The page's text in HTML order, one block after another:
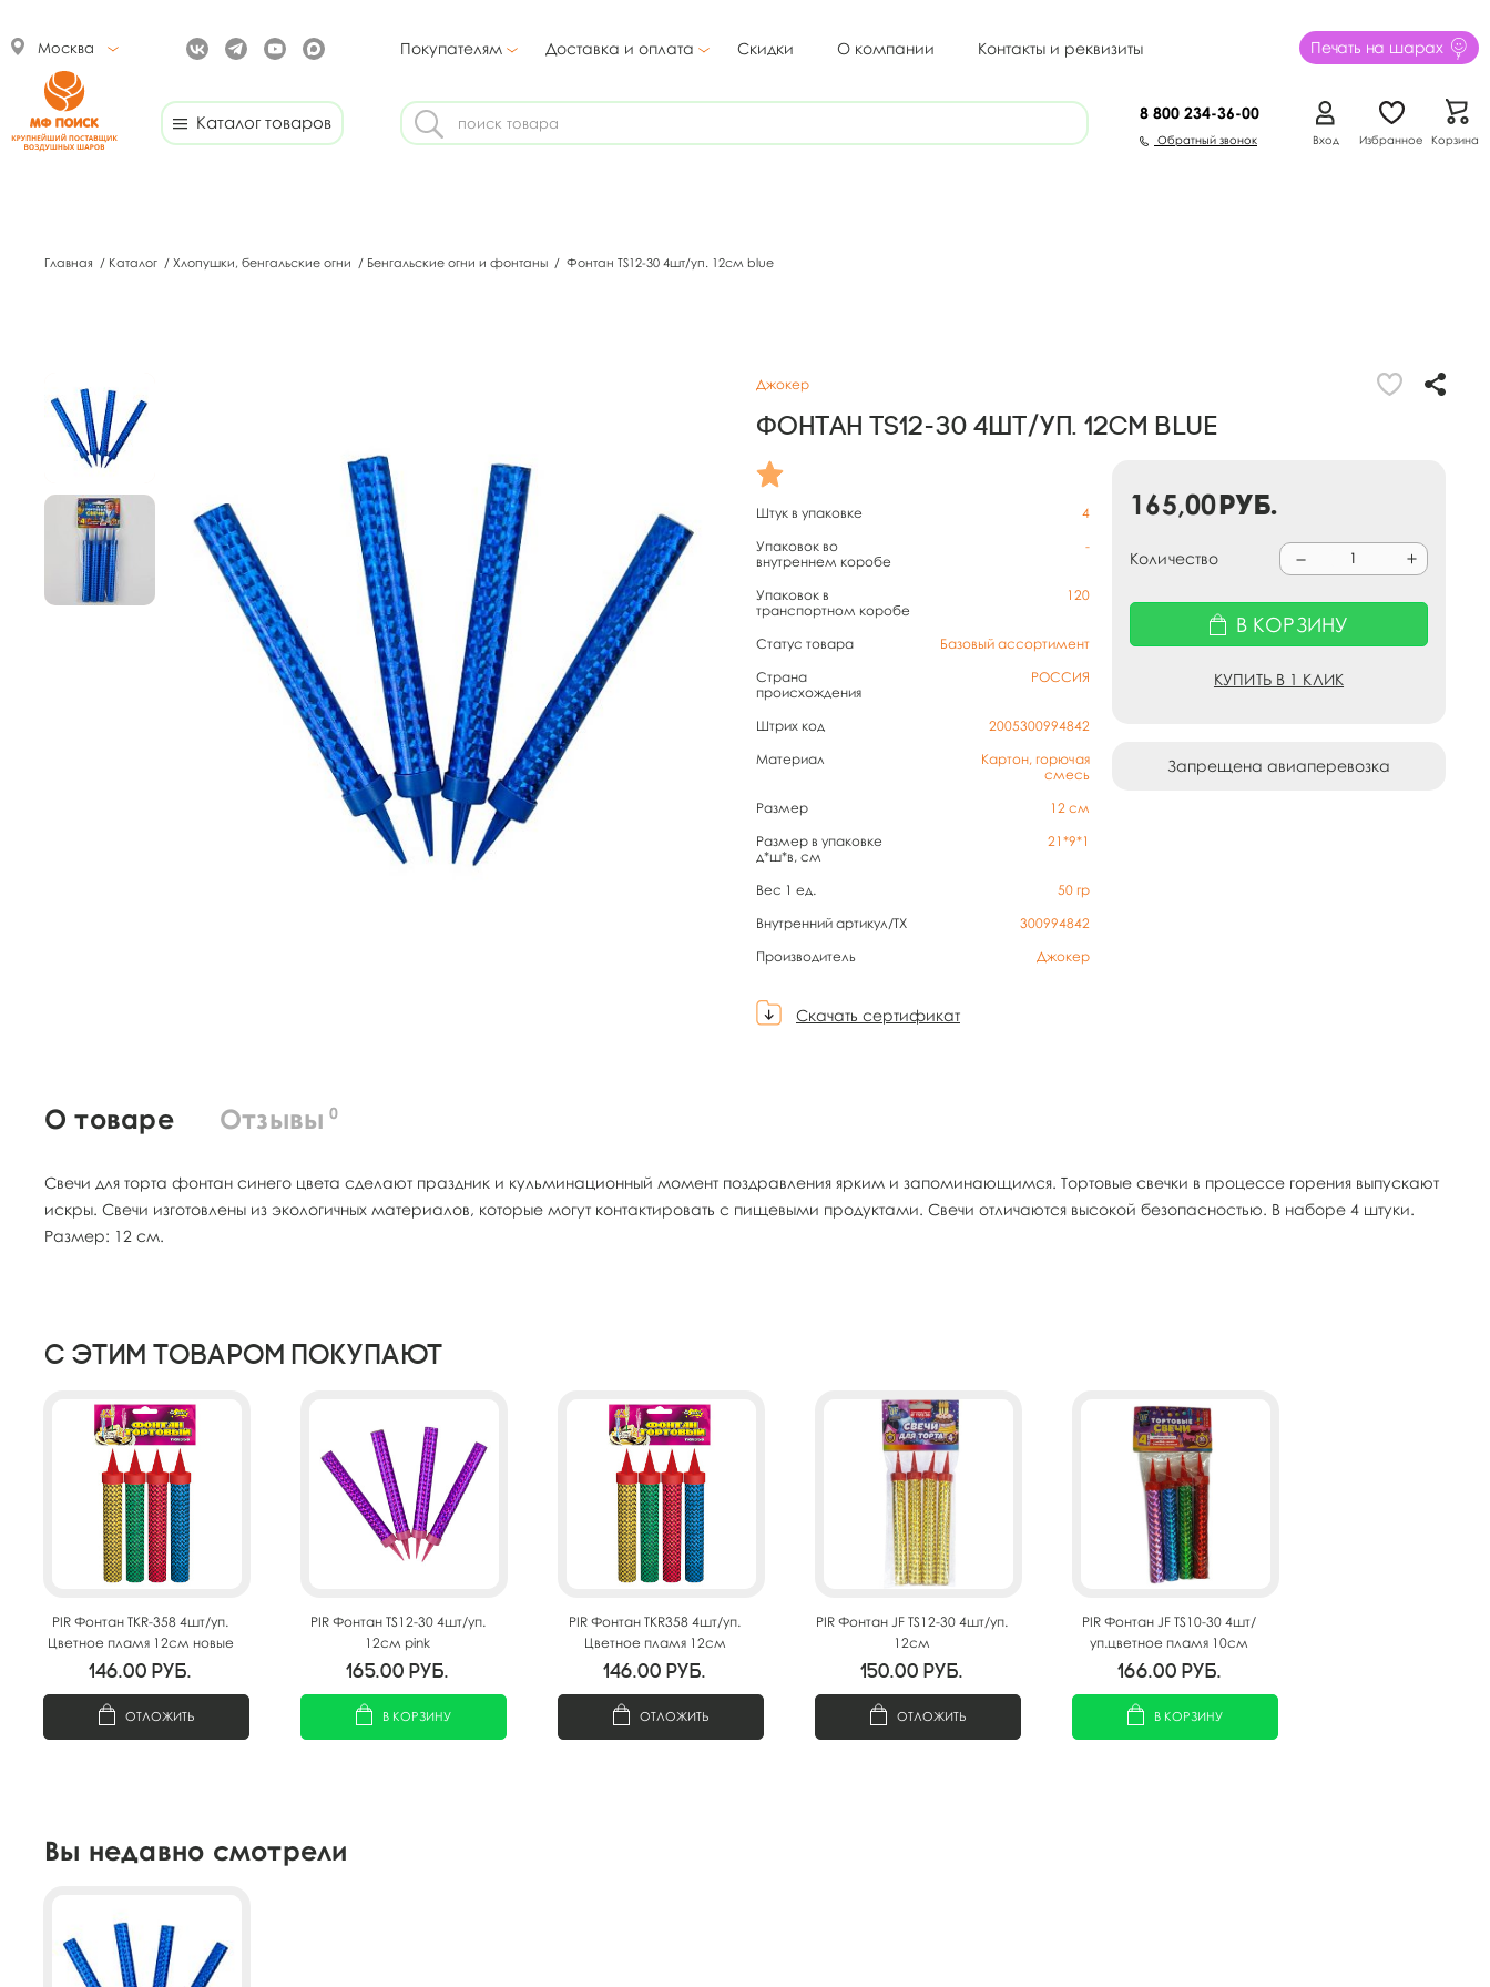
Москва Покупателям Доставка и оплата Скидки О компании Контакты и реквизиты Печать на шарах
Каталог товаров 8 800 234-36-00
Обратный звонок Вход Избранное Корзина
Главная / Каталог / Хлопушки, бенгальские огни / Бенгальские огни и фонтаны / Фонтан TS12-30 4шт/уп. 12см blue
Джокер
Фонтан TS12-30 4шт/уп. 12см blue
Штук в упаковке
4
Упаковок во
внутреннем коробе
-
Упаковок в
транспортном коробе
120
Статус товара
Базовый ассортимент
Страна
происхождения
РОССИЯ
Штрих код
2005300994842
Материал
Картон, горючая
смесь
Размер
12 см
Размер в упаковке
д*ш*в, см
21*9*1
Вес 1 ед. 50 гр
Внутренний артикул/TX
300994842
Производитель
Джокер
Скачать сертификат
165,00руб.
Количество
В КОРЗИНУ
КУПИТЬ В 1 КЛИК
Запрещена авиаперевозка
О товаре Отзывы 0
Свечи для торта фонтан синего цвета сделают праздник и кульминационный момент поздравления ярким и запоминающимся. Тортовые свечки в процессе горения выпускают
искры. Свечи изготовлены из экологичных материалов, которые могут контактировать с пищевыми продуктами. Свечи отличаются высокой безопасностью. В наборе 4 штуки.
Размер: 12 см.
С этим товаром покупают
PIR Фонтан TKR-358 4шт/уп.
Цветное пламя 12см новые
146.00 руб.
ОТЛОЖИТЬ
PIR Фонтан TS12-30 4шт/уп.
12см pink
165.00 руб.
В КОРЗИНУ
PIR Фонтан TKR358 4шт/уп.
Цветное пламя 12см
146.00 руб.
ОТЛОЖИТЬ
PIR Фонтан JF TS12-30 4шт/уп.
12см
150.00 руб.
ОТЛОЖИТЬ
PIR Фонтан JF TS10-30 4шт/
уп.цветное пламя 10см
166.00 руб.
В КОРЗИНУ
Вы недавно смотрели